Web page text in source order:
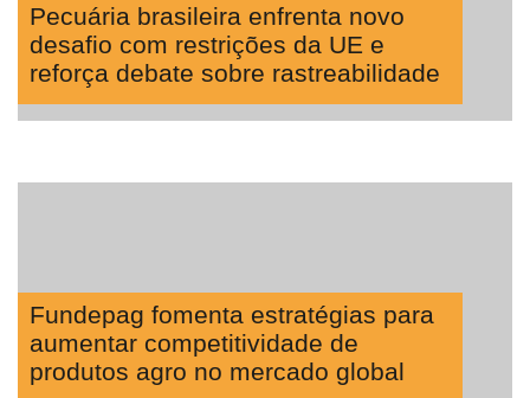
Pecuária brasileira enfrenta novo
desafio com restrições da UE e
reforça debate sobre rastreabilidade
Fundepag fomenta estratégias para
aumentar competitividade de
produtos agro no mercado global